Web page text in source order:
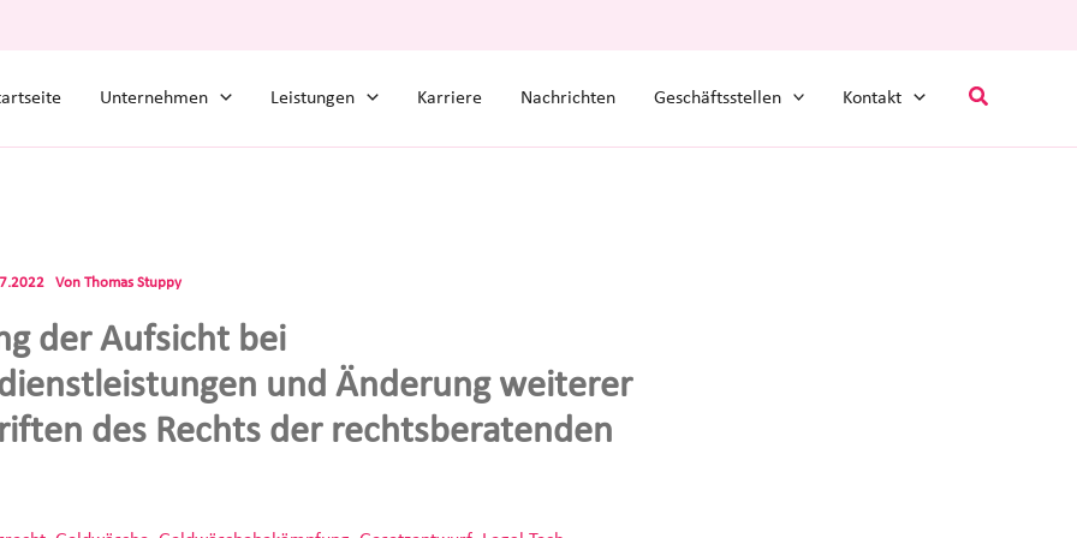
Unternehmen Leistungen Karriere Nachrichten Geschäftsstellen Kontakt Suchen
Von Thomas Stuppy
der Aufsicht bei
und Änderung weiterer
des Rechts der rechtsberatenden